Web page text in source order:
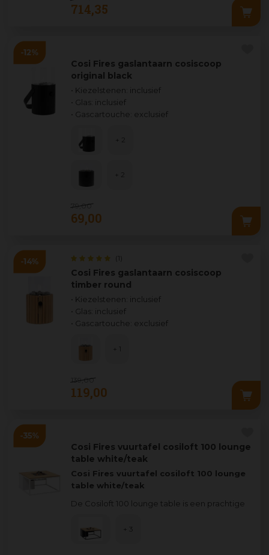
714,35
Cosi Fires gaslantaarn cosiscoop
original black
• Kiezelstenen: inclusief
• Glas: inclusief
• Gascartouche: exclusief
79 00
69,00
+ 2
+ 2
Cosi Fires gaslantaarn cosiscoop
timber round
(1)
• Kiezelstenen: inclusief
• Glas: inclusief
• Gascartouche: exclusief
139 00
119,00
+ 1
Cosi Fires vuurtafel cosiloft 100 lounge
table white/teak
Cosi Fires vuurtafel cosiloft 100 lounge
table white/teak
De Cosiloft 100 lounge table is een prachtige
... + 3